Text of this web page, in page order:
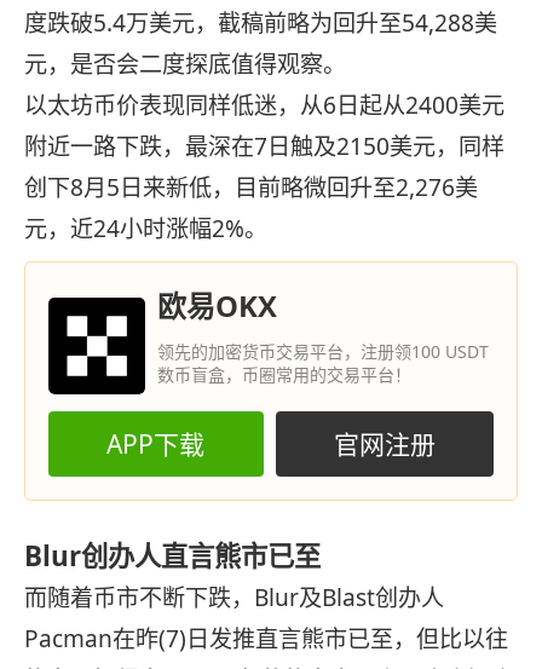
度跌破5.4万美元，截稿前略为回升至54,288美
元，是否会二度探底值得观察。
以太坊币价表现同样低迷，从6日起从2400美元
附近一路下跌，最深在7日触及2150美元，同样
创下8月5日来新低，目前略微回升至2,276美
元，近24小时涨幅2%。
欧易OKX
领先的加密货币交易平台，注册领100 USDT
数币盲盒，币圈常用的交易平台！
APP下载 官网注册
Blur创办人直言熊市已至
而随着币市不断下跌，Blur及Blast创办人
Pacman在昨(7)日发推直言熊市已至，但比以往